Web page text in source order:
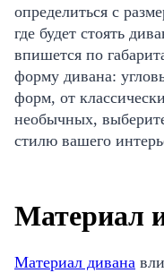
определиться с
где будет стоять
впишется по
форму дивана:
форм, от
необычных,
стилю вашего
Материал
Материал дивана